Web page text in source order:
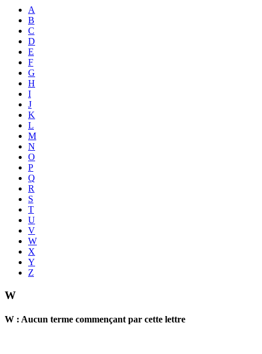
A
B
C
D
E
F
G
H
I
J
K
L
M
N
O
P
Q
R
S
T
U
V
W
X
Y
Z
W
W : Aucun terme commençant par cette lettre